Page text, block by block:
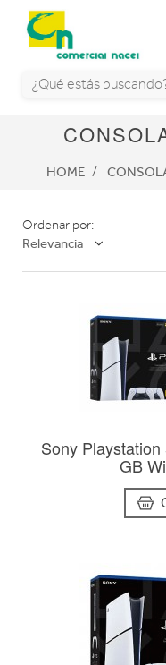
HOME
Ordenar por:
Relevancia
Sony
GB